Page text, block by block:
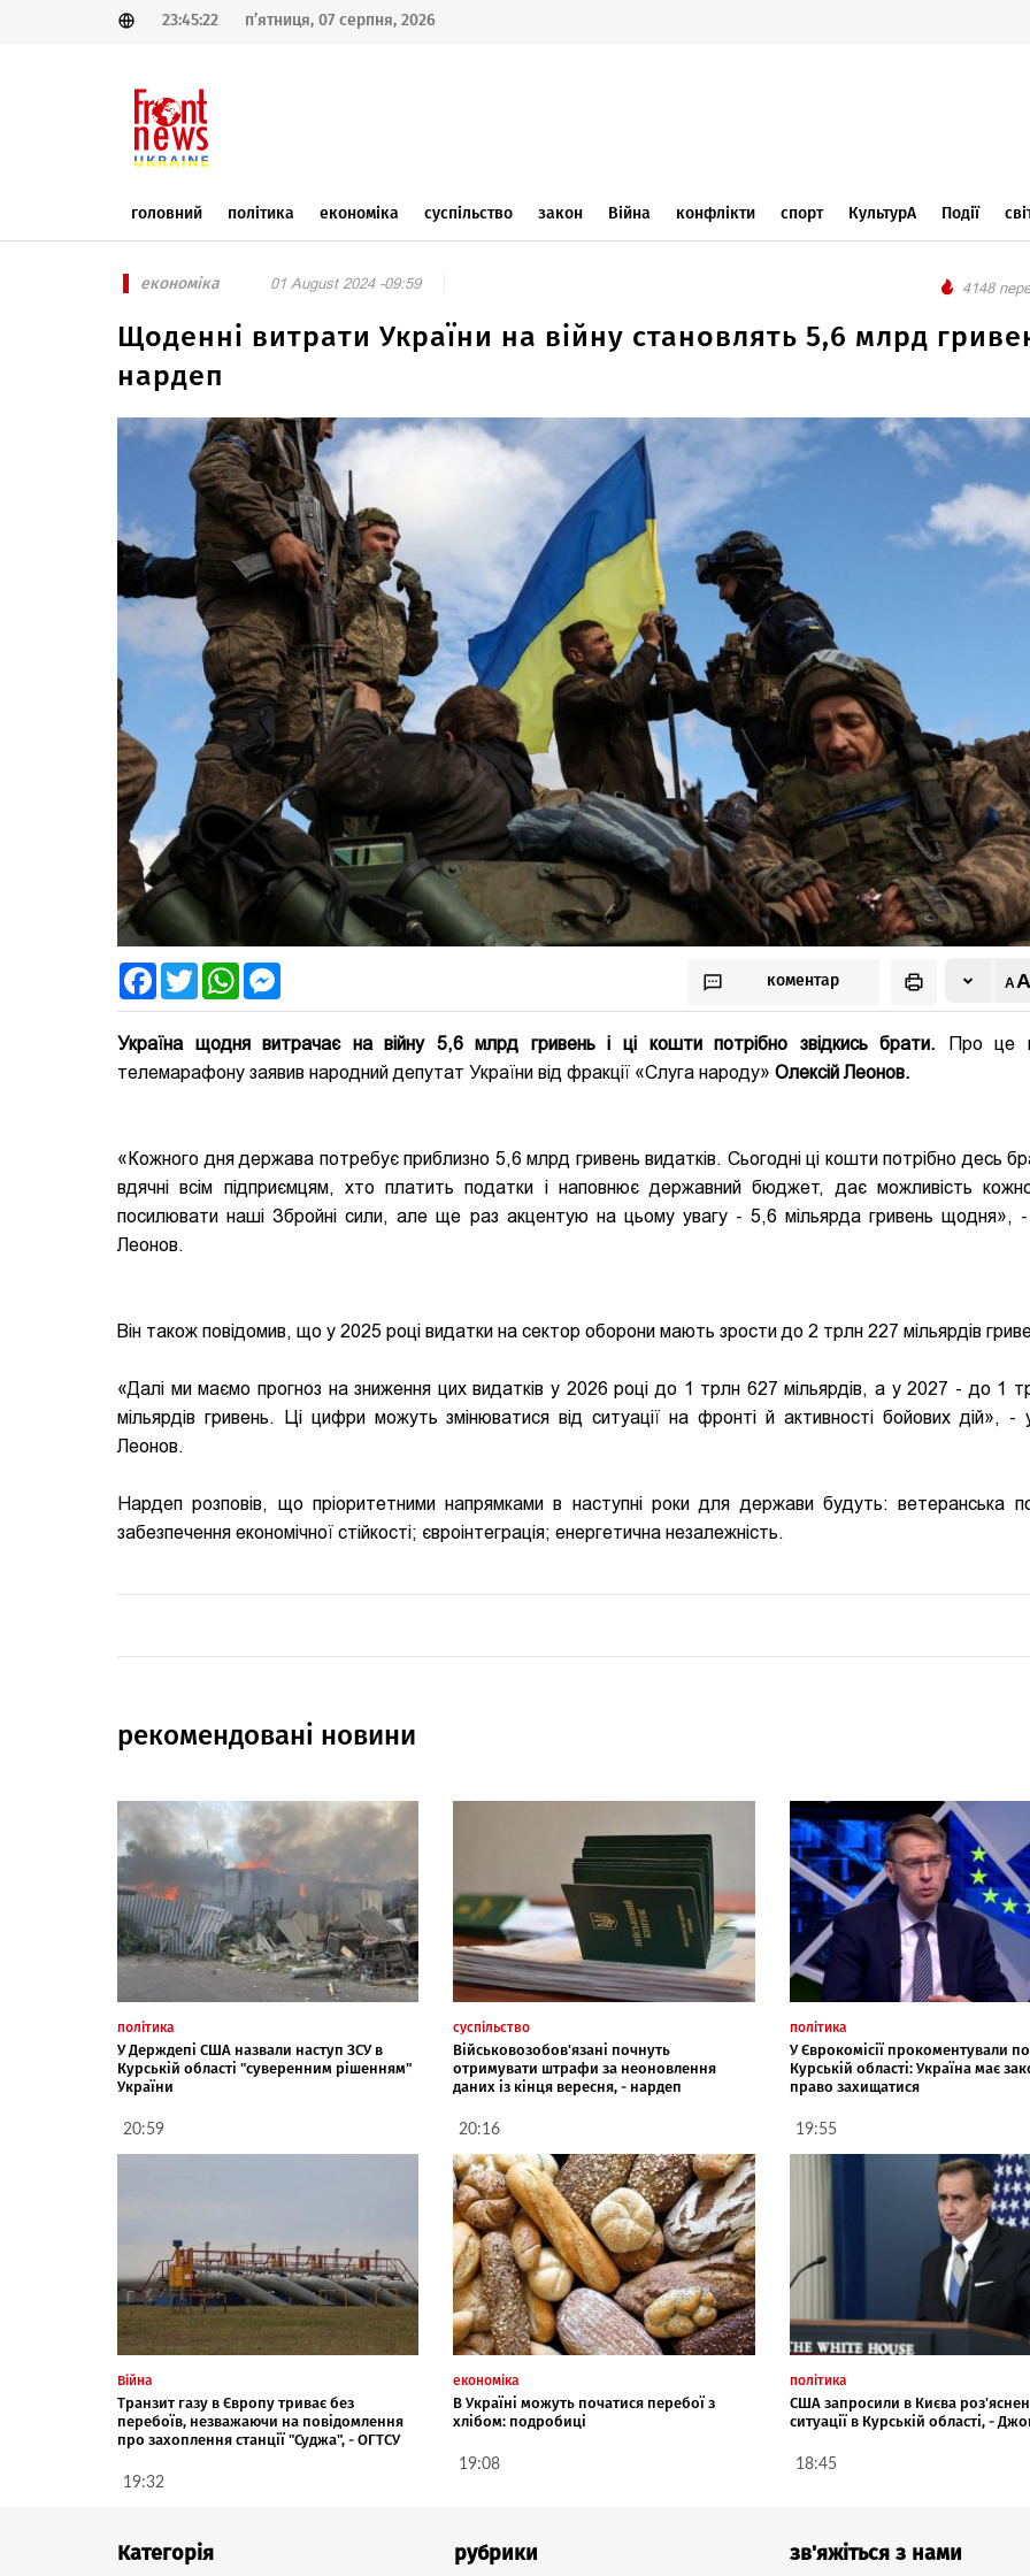
23:45:22 п’ятниця, 07 серпня, 2026
головний політика економіка суспільство закон Війна конфлікти спорт КультурА Події
економіка 01 August 2024 -09:59 4148
Щоденні витрати України на війну становлять 5,6 млрд
нардеп
FacebookTwitter WhatsApp коментар
Україна щодня витрачає на війну 5,6 млрд гривень і ці кошти потрібно звідкись брати. Про це
телемарафону заявив народний депутат України від фракції «Слуга народу» Олексій Леонов.
«Кожного дня держава потребує приблизно 5,6 млрд гривень видатків. Сьогодні ці кошти потрібно десь
вдячні всім підприємцям, хто платить податки і наповнює державний бюджет, дає можливість
посилювати наші Збройні сили, але ще раз акцентую на цьому увагу - 5,6 мільярда гривень щодня», -
Леонов.
Він також повідомив, що у 2025 році видатки на сектор оборони мають зрости до 2 трлн 227 мільярдів
«Далі ми маємо прогноз на зниження цих видатків у 2026 році до 1 трлн 627 мільярдів, а у 2027 - до 1
мільярдів гривень. Ці цифри можуть змінюватися від ситуації на фронті й активності бойових дій», -
Леонов.
Нардеп розповів, що пріоритетними напрямками в наступні роки для держави будуть: ветеранська
забезпечення економічної стійкості; євроінтеграція; енергетична незалежність.
рекомендовані новини
політика
У Держдепі США назвали наступ ЗСУ в
Курській області "суверенним рішенням"
України
20:59
суспільство
Військовозобов'язані почнуть
отримувати штрафи за неоновлення
даних із кінця вересня, - нардеп
20:16
політика
У Єврокомісії прокоментували
Курській області: Україна має
право захищатися
19:55
Війна
Транзит газу в Європу триває без
перебоїв, незважаючи на повідомлення
про захоплення станції "Суджа", - ОГТСУ
19:32
економіка
В Україні можуть початися перебої з
хлібом: подробиці
19:08
політика
США запросили в Києва
ситуації в Курській області, -
18:45
Категорія рубрики зв'яжіться з нами